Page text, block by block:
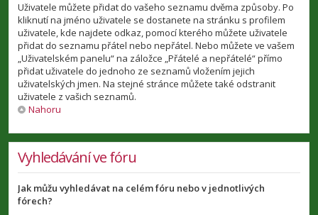
Uživatele můžete přidat do vašeho seznamu dvěma způsoby. Po
kliknutí na jméno uživatele se dostanete na stránku s profilem
uživatele, kde najdete odkaz, pomocí kterého můžete uživatele
přidat do seznamu přátel nebo nepřátel. Nebo můžete ve vašem
„Uživatelském panelu“ na záložce „Přátelé a nepřátelé“ přímo
přidat uživatele do jednoho ze seznamů vložením jejich
uživatelských jmen. Na stejné stránce můžete také odstranit
uživatele z vašich seznamů.
Nahoru
Vyhledávání ve fóru
Jak můžu vyhledávat na celém fóru nebo v jednotlivých
fórech?